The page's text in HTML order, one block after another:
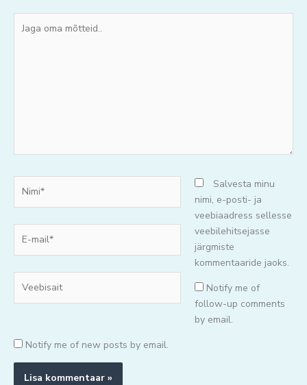
oma
mail*
Salvesta minu
nimi, e-posti- ja
veebiaadress sellesse
veebilehitsejasse
järgmiste
kommentaaride jaoks.
Notify me of
follow-up comments
by email.
Notify me of new posts by email.